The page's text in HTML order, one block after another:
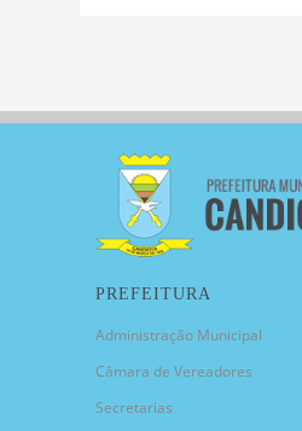
PREFEITURA
Administração Municipal
Câmara de Vereadores
Secretarias